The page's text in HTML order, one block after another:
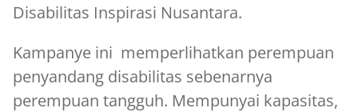
Disabilitas Inspirasi Nusantara.
Kampanye ini memperlihatkan perempuan
penyandang disabilitas sebenarnya
perempuan tangguh. Mempunyai kapasitas,